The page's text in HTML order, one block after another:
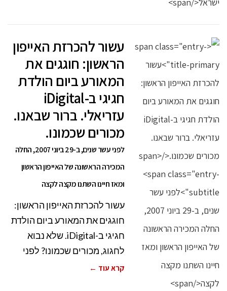
עשור להכרזת האייפון
הראשון: חוגגים את
המאורע ביום הולדת
חגיגי ב-iDigital
עזריאלי. ברור שבאנו.
מכורים שכמונו.
לפני עשר שנים, ב-29 ביוני 2007, החלה
המכירה הראשונה של האייפון הראשון
ומאז חיינו השתנו מקצה לקצה
עשור להכרזת האייפון הראשון:
חוגגים את המאורע ביום הולדת
חגיגי ב-iDigital. שלא נבוא
לחגוג, מכורים שכמונו? לפני
קרא עוד ←